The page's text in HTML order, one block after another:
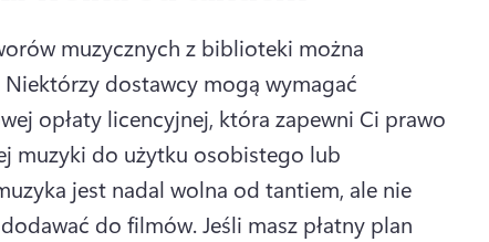
muzycznych z biblioteki można
Niektórzy dostawcy mogą wymagać
opłaty licencyjnej, która zapewni Ci prawo
muzyki do użytku osobistego lub
jest nadal wolna od tantiem, ale nie
do filmów. Jeśli masz płatny plan